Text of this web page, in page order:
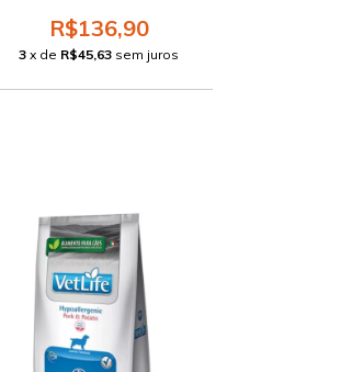
R$136,90
3 x de R$45,63 sem juros